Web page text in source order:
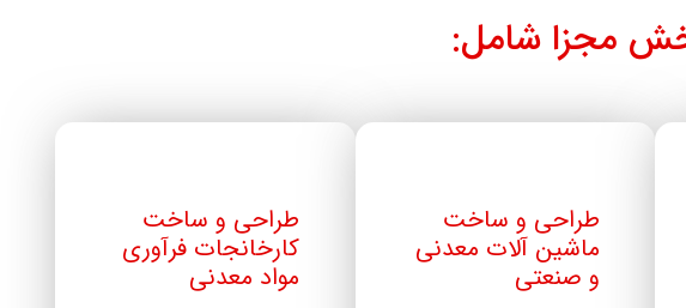
مجزا شامل:
طراحی و ساخت
کارخانجات فرآوری
مواد معدنی
طراحی و ساخت
ماشین آلات معدنی
و صنعتی